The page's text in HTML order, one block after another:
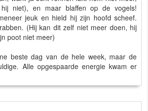
niet), en maar blaffen op de vogels!
jeuk en hield hij zijn hoofd scheef.
(Hij kan dit zelf niet meer doen, hij
poot niet meer)
beste dag van de hele week, maar de
Alle opgespaarde energie kwam er